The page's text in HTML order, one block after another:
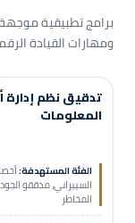
برامج تطبيقية موجهة
ومهارات القيادة
مدعومة هدف
تدقيق نظم إدارة
المعلومات
الفئة المستهدفة:
السيبراني، مدققو
المخاطر